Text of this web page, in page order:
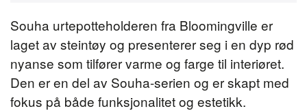
Souha urtepotteholderen fra Bloomingville er
laget av steintøy og presenterer seg i en dyp rød
nyanse som tilfører varme og farge til interiøret.
Den er en del av Souha-serien og er skapt med
fokus på både funksjonalitet og estetikk.